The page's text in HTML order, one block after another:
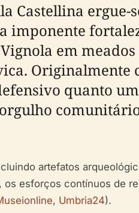
Castellina ergue-
em
Originalmente
quanto
artefatos
esforços contínuos de
, Umbria24).